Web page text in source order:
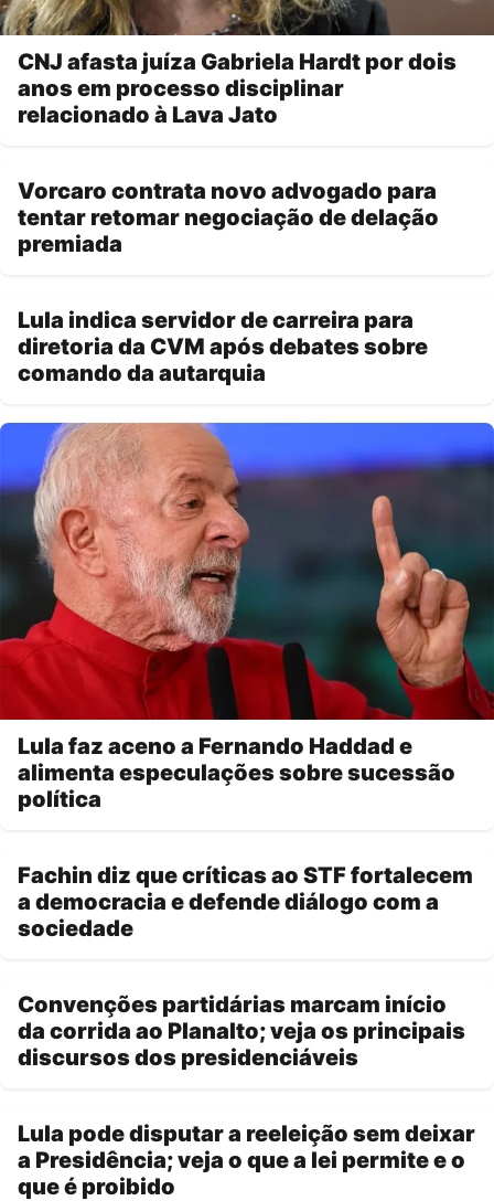
CNJ afasta juíza Gabriela Hardt por dois
anos em processo disciplinar
relacionado à Lava Jato
Vorcaro contrata novo advogado para
tentar retomar negociação de delação
premiada
Lula indica servidor de carreira para
diretoria da CVM após debates sobre
comando da autarquia
Lula faz aceno a Fernando Haddad e
alimenta especulações sobre sucessão
política
Fachin diz que críticas ao STF fortalecem
a democracia e defende diálogo com a
sociedade
Convenções partidárias marcam início
da corrida ao Planalto; veja os principais
discursos dos presidenciáveis
Lula pode disputar a reeleição sem deixar
a Presidência; veja o que a lei permite e o
que é proibido